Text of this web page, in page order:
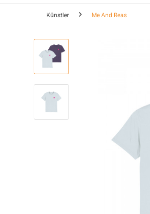
Künstler Me And Reas